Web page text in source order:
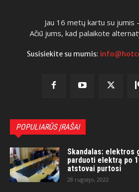
Jau 16 metų kartu su jumis
Ačiū jums, kad palaikote
Susisiekite su mumis:
POPULIARŪS ĮRAŠAI
Skandalas: elektros
parduoti elektrą po
atstovai purtosi
28 rugsėjo, 2022